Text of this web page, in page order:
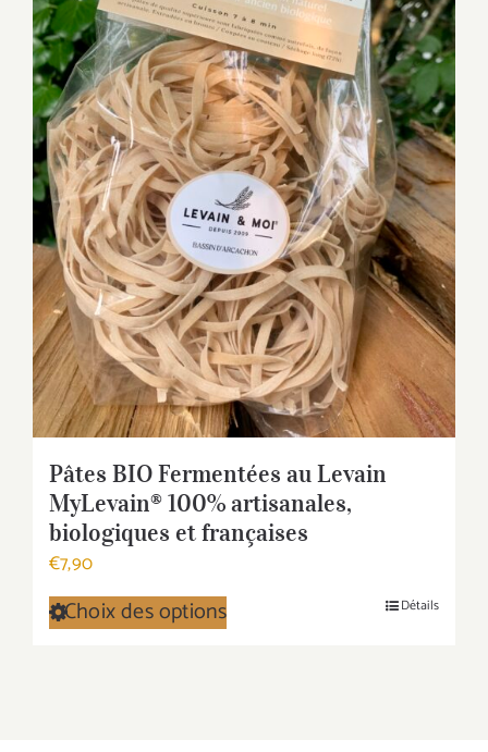
Pâtes BIO Fermentées au Levain
MyLevain® 100% artisanales,
biologiques et françaises
€7,90
Choix des optionsCe
Détails